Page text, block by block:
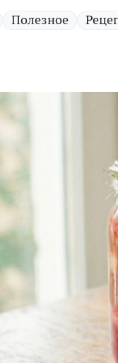
Полезное